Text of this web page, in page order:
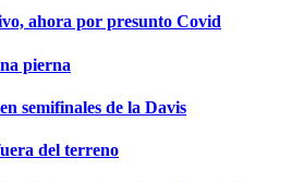
ahora por presunto Covid
pierna
semifinales de la Davis
del terreno